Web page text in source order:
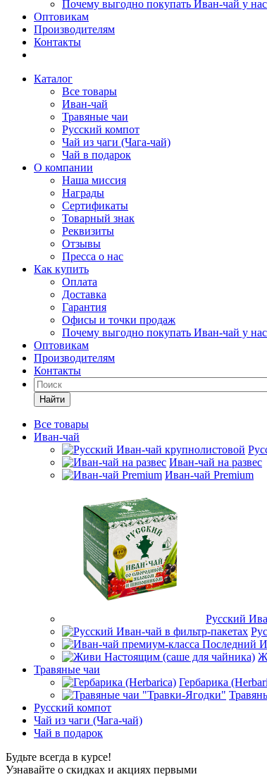
Почему выгодно покупать Иван-чай у
Оптовикам
Производителям
Контакты
Каталог
Все товары
Иван-чай
Травяные чаи
Русский компот
Чай из чаги (Чага-чай)
Чай в подарок
О компании
Наша миссия
Награды
Сертификаты
Товарный знак
Реквизиты
Отзывы
Пресса о нас
Как купить
Оплата
Доставка
Гарантия
Офисы и точки продаж
Почему выгодно покупать Иван-чай у
Оптовикам
Производителям
Контакты
Найти
Все товары
Иван-чай
Иван-чай на развес
Иван-чай Premium
Русский
Травяные чаи
Гербарика
Русский компот
Чай из чаги (Чага-чай)
Чай в подарок
Будьте всегда в курсе!
Узнавайте о скидках и акциях первыми